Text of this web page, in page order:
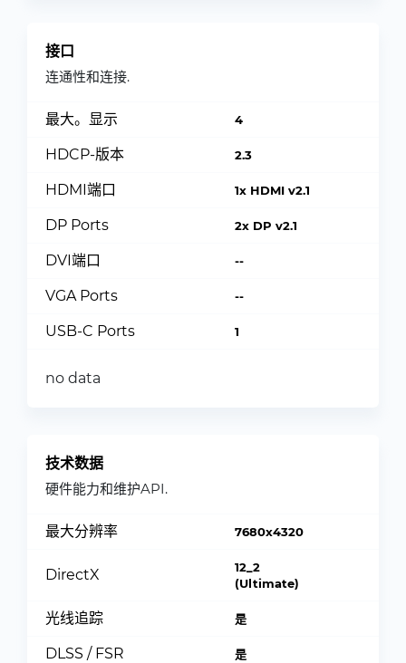
接口
连通性和连接.
最大。显示 4
HDCP-版本 2.3
HDMI端口 1x HDMI v2.1
DP Ports 2x DP v2.1
DVI端口 --
VGA Ports --
USB-C Ports 1
no data
技术数据
硬件能力和维护API.
最大分辨率 7680x4320
DirectX
12_2
(Ultimate)
光线追踪 是
DLSS / FSR 是